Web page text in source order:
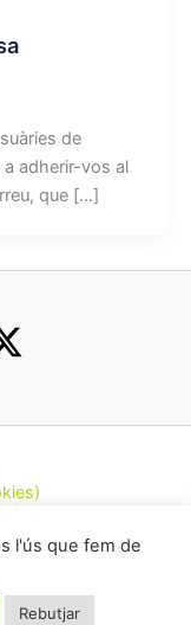
de
adherir-vos al
que […]
l'ús que fem de
Rebutjar